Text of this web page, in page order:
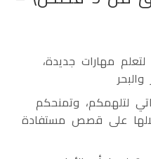
مهارات جديدة،
لتلهمكم، وتمنحكم
على قصص مستفادة